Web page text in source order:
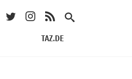
TAZ.DE